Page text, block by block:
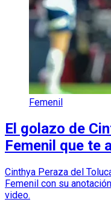
Femenil
El golazo de
Femenil que te
Cinthya Peraza del
Femenil con su
video.